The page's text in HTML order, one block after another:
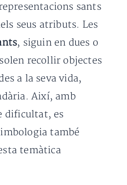
sants
seus atributs. Les
, siguin en dues o
recollir objectes
a la seva vida,
Així, amb
dificultat, es
també
temàtica